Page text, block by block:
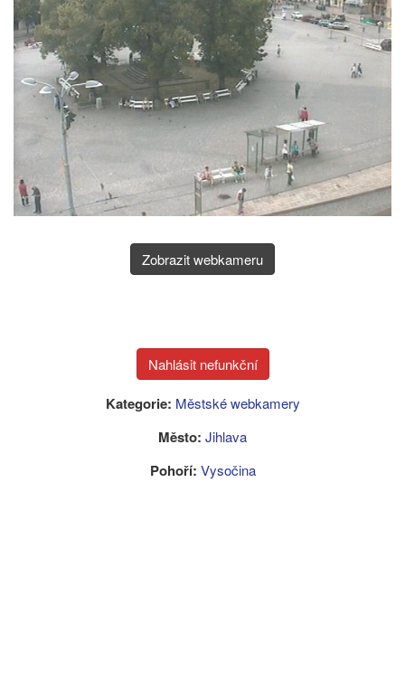
Zobrazit webkameru
Kategorie: Městské webkamery
Město: Jihlava
Pohoří: Vysočina